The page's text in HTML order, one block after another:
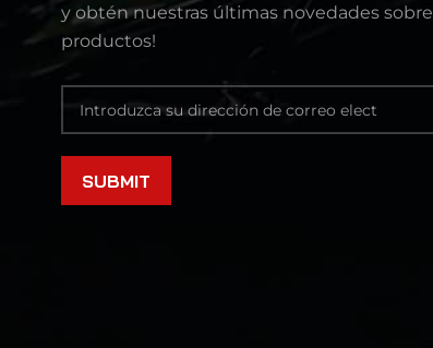
y obtén nuestras últimas novedades sobre
productos!